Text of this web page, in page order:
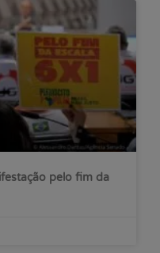
pelo fim da